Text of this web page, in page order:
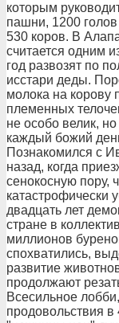
которым
пашни, 1200 голов
530 коров. В
считается одним
год развозят по
исстари деды.
молока на корову
племенных
не особо велик,
каждый божий
Познакомился с
назад, когда
сенокосную пору,
катастрофически
двадцать лет
стране в
миллионов
спохватились,
развитие
продолжают
Всесильное
продовольствия